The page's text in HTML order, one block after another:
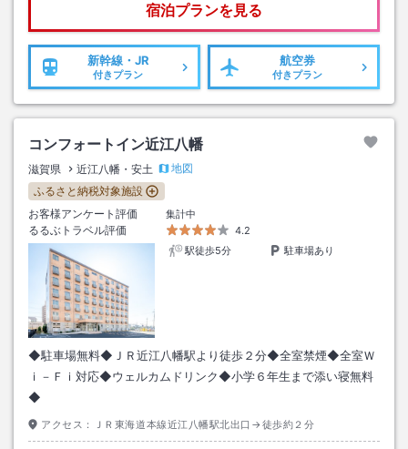
宿泊プランを見る
新幹線・JR
付きプラン
航空券
付きプラン
コンフォートイン近江八幡
滋賀県 近江八幡・安土
地図
ふるさと納税対象施設
お客様アンケート評価
集計中
るるぶトラベル評価
4.2
駅徒歩5分
駐車場あり
◆駐車場無料◆ＪＲ近江八幡駅より徒歩２分◆全室禁煙◆全室Ｗ
ｉ－Ｆｉ対応◆ウェルカムドリンク◆小学６年生まで添い寝無料
◆
アクセス： ＪＲ東海道本線近江八幡駅北出口→徒歩約２分